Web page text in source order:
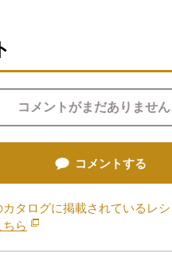
コメントがまだありません
コメントする
タログに掲載されているレ
ちら 別のウィンドウで開きます